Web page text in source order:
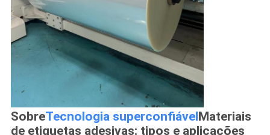
SobreTecnologia superconfiávelMateriais
de etiquetas adesivas: tipos e aplicações